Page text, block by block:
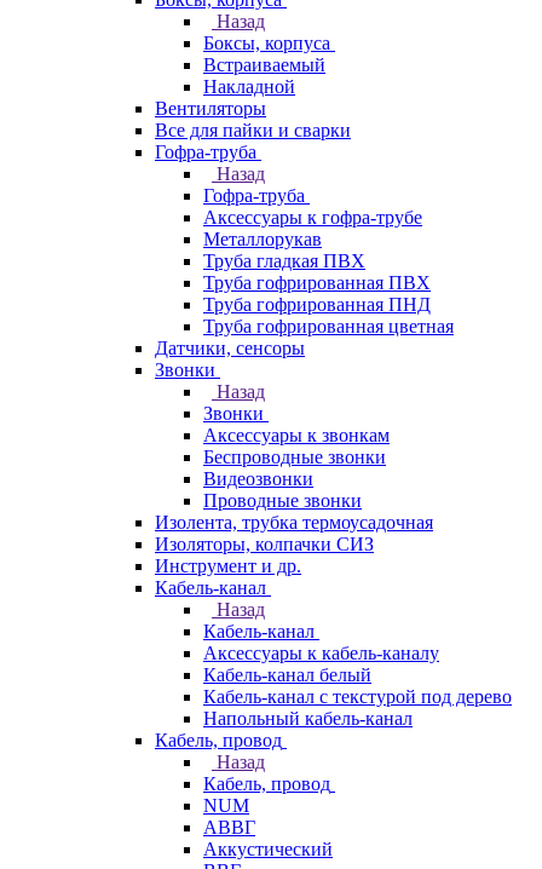
Назад
Боксы, корпуса
Встраиваемый
Накладной
Вентиляторы
Все для пайки и сварки
Гофра-труба
Назад
Гофра-труба
Аксессуары к гофра-трубе
Металлорукав
Труба гладкая ПВХ
Труба гофрированная ПВХ
Труба гофрированная ПНД
Труба гофрированная цветная
Датчики, сенсоры
Звонки
Назад
Звонки
Аксессуары к звонкам
Беспроводные звонки
Видеозвонки
Проводные звонки
Изолента, трубка термоусадочная
Изоляторы, колпачки СИЗ
Инструмент и др.
Кабель-канал
Назад
Кабель-канал
Аксессуары к кабель-каналу
Кабель-канал белый
Кабель-канал с текстурой под дерево
Напольный кабель-канал
Кабель, провод
Назад
Кабель, провод
NUM
АВВГ
Аккустический